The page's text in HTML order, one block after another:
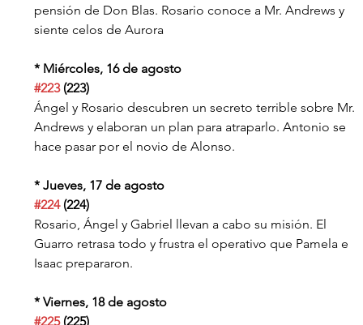
pensión de Don Blas. Rosario conoce a Mr. Andrews y
siente celos de Aurora
* Miércoles, 16 de agosto
#223 (223)
Ángel y Rosario descubren un secreto terrible sobre Mr.
Andrews y elaboran un plan para atraparlo. Antonio se
hace pasar por el novio de Alonso.
* Jueves, 17 de agosto
#224 (224)
Rosario, Ángel y Gabriel llevan a cabo su misión. El
Guarro retrasa todo y frustra el operativo que Pamela e
Isaac prepararon.
* Viernes, 18 de agosto
#225 (225)